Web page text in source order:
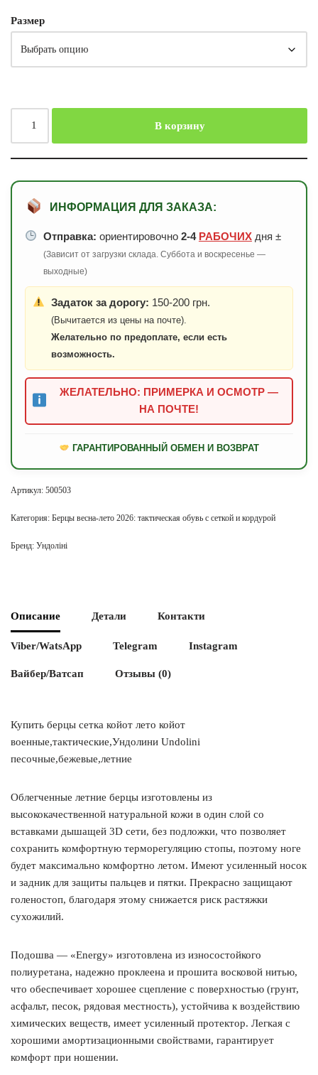
Размер
В корзину
ИНФОРМАЦИЯ ДЛЯ ЗАКАЗА:
Отправка: ориентировочно 2-4 РАБОЧИХдня ±
(Зависит от загрузки склада. Суббота и воскресенье —
выходные)
Задаток за дорогу: 150-200 грн.
(Вычитается из цены на почте).
Желательно по предоплате, если есть
возможность.
ЖЕЛАТЕЛЬНО: ПРИМЕРКА И ОСМОТР —
НА ПОЧТЕ!
ГАРАНТИРОВАННЫЙ ОБМЕН И ВОЗВРАТ
Артикул: 500503
Категория: Берцы весна-лето 2026: тактическая обувь с сеткой и кордурой
Бренд: Ундоліні
Описание Детали Контакти
Viber/WatsApp Telegram Instagram
Вайбер/Ватсап Отзывы (0)
Купить берцы сетка койот лето койот
военные,тактические,Ундолини Undolini
песочные,бежевые,летние
Облегченные летние берцы изготовлены из
высококачественной натуральной кожи в один слой со
вставками дышащей 3D сети, без подложки, что позволяет
сохранить комфортную терморегуляцию стопы, поэтому ноге
будет максимально комфортно летом. Имеют усиленный носок
и задник для защиты пальцев и пятки. Прекрасно защищают
голеностоп, благодаря этому снижается риск растяжки
сухожилий.
Подошва — «Energy» изготовлена из износостойкого
полиуретана, надежно проклеена и прошита восковой нитью,
что обеспечивает хорошее сцепление с поверхностью (грунт,
асфальт, песок, рядовая местность), устойчива к воздействию
химических веществ, имеет усиленный протектор. Легкая с
хорошими амортизационными свойствами, гарантирует
комфорт при ношении.